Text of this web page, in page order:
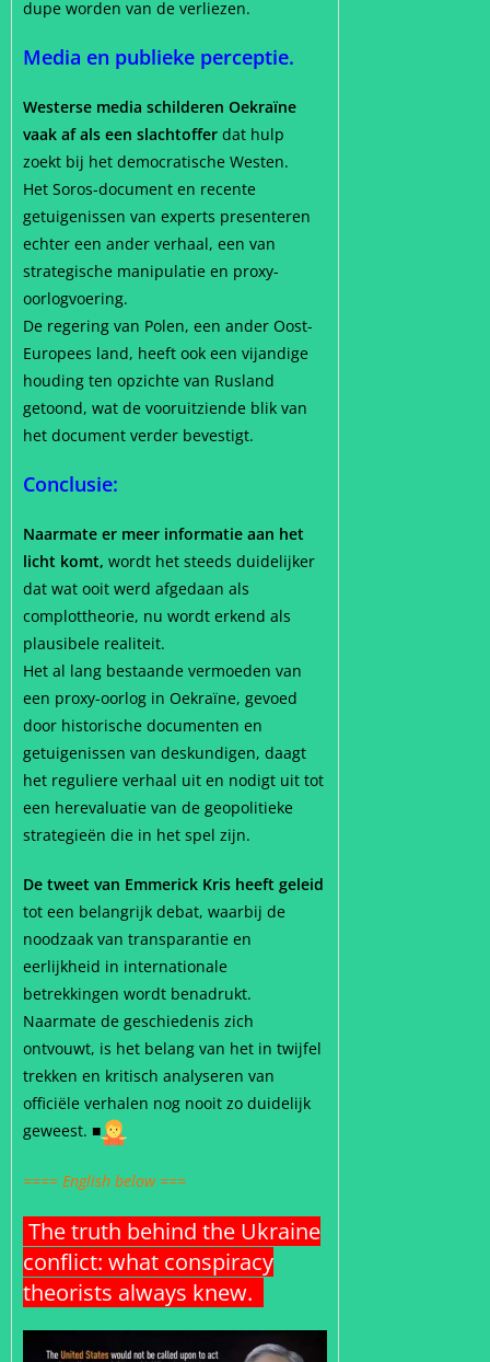
dupe worden van de verliezen.
Media en publieke perceptie.
Westerse media schilderen Oekraïne
vaak af als een slachtoffer dat hulp
zoekt bij het democratische Westen.
Het Soros-document en recente
getuigenissen van experts presenteren
echter een ander verhaal, een van
strategische manipulatie en proxy-
oorlogvoering.
De regering van Polen, een ander Oost-
Europees land, heeft ook een vijandige
houding ten opzichte van Rusland
getoond, wat de vooruitziende blik van
het document verder bevestigt.
Conclusie:
Naarmate er meer informatie aan het
licht komt, wordt het steeds duidelijker
dat wat ooit werd afgedaan als
complottheorie, nu wordt erkend als
plausibele realiteit.
Het al lang bestaande vermoeden van
een proxy-oorlog in Oekraïne, gevoed
door historische documenten en
getuigenissen van deskundigen, daagt
het reguliere verhaal uit en nodigt uit tot
een herevaluatie van de geopolitieke
strategieën die in het spel zijn.
De tweet van Emmerick Kris heeft geleid
tot een belangrijk debat, waarbij de
noodzaak van transparantie en
eerlijkheid in internationale
betrekkingen wordt benadrukt.
Naarmate de geschiedenis zich
ontvouwt, is het belang van het in twijfel
trekken en kritisch analyseren van
officiële verhalen nog nooit zo duidelijk
geweest. ■
==== English below ===
The truth behind the Ukraine
conflict: what conspiracy
theorists always knew.